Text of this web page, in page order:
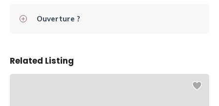
Ouverture ?
Related Listing